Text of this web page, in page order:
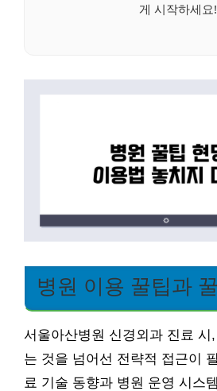
게 시작하세요!
병원 이용 꿀팁과
서울아산병원 신경외과 진료
는 것을 넘어선 전략적 접근이
료 기술 동향과 병원 운영 시스